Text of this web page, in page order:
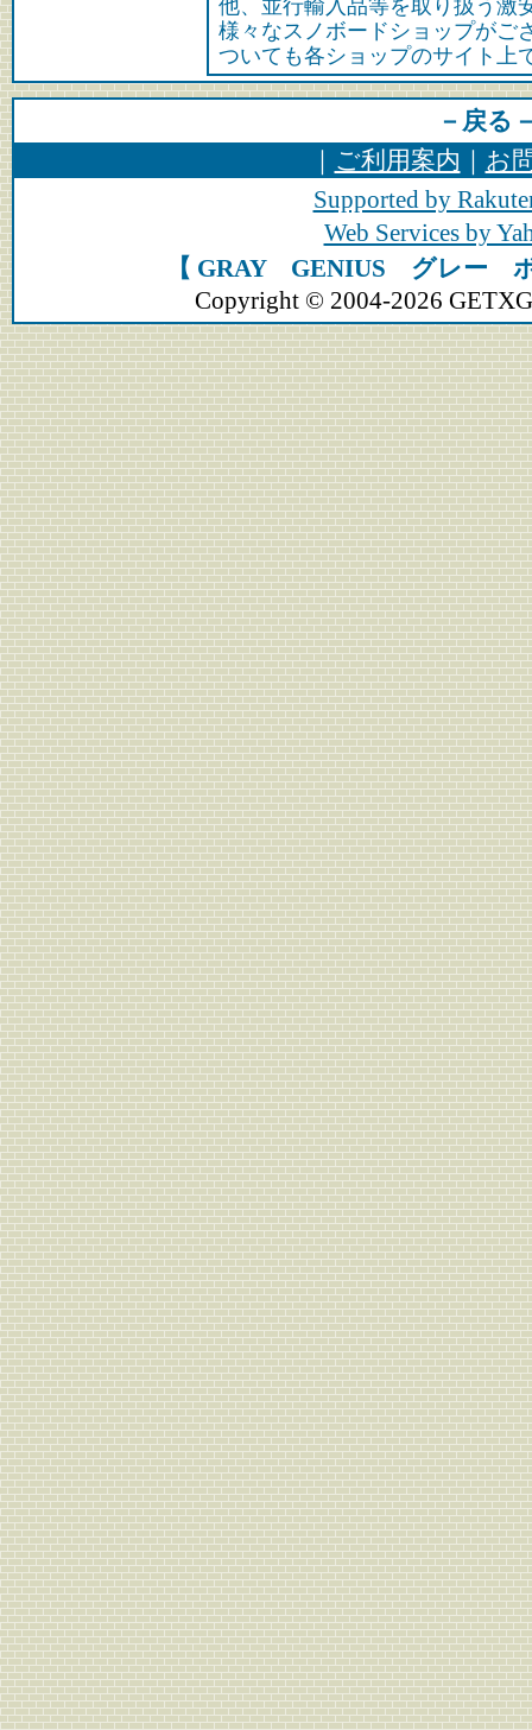
他、並行輸入品等を取り扱う激
様々なスノボードショップがご
ついても各ショップのサイト上
－戻る
｜ ご利用案内 ｜ お
Supported by
Web Services by
【 GRAY GENIUS グレー
Copyright © 2004-2026